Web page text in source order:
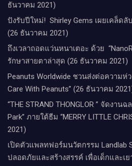
ธันวาคม 2021)
ปังรับปีใหม่​! ​ Shirley Gems เผยเคล็ด
(26 ธันวาคม 2021)
ถึงเวลาถอดแว่นหนาเตอะ ด้วย
รักษาสายตาล่าสุด (26 ธันวาคม 2021)
Peanuts Worldwide ชวนส่งต่อความห่ว
Care With Peanuts” (26 ธันวาคม
“THE STRAND THONGLOR ” จัดงาน
Park” ภายใต้ธีม “MERRY LITTLE
2021)
เปิดตัวแพลทฟอร์มนวัตกรรม Landlab
ปลอดภัยและสร้างสรรค์ เพื่อเด็กและเ